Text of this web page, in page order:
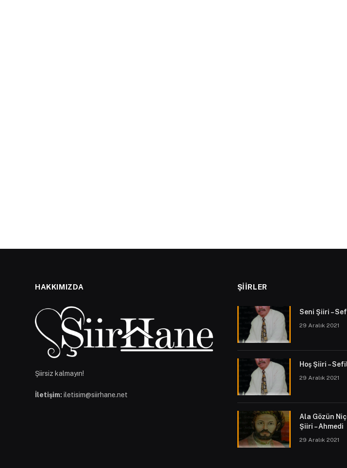
HAKKIMIZDA
Şiirsiz kalmayın!
İletişim: iletisim@siirhane.net
ŞIIRLER
Seni Şiiri –
29 Aralık 2021
Hoş Şiiri –
29 Aralık 2021
Ala Gözün
Şiiri – Ahmedi
29 Aralık 2021